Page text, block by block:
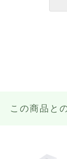
この商品と